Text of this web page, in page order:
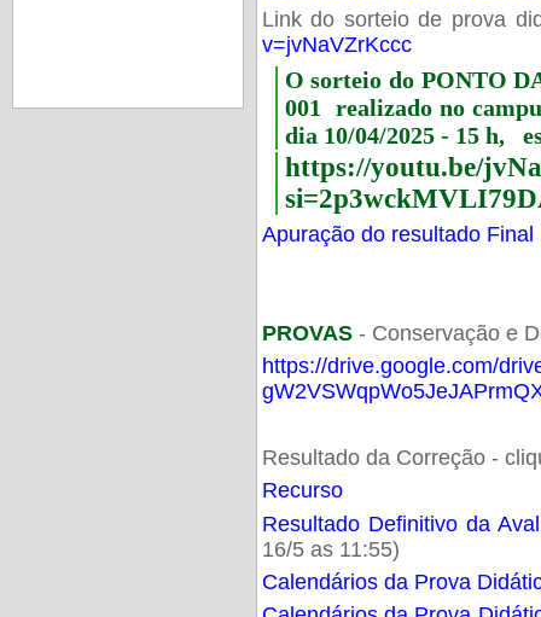
Link do sorteio de prova
v=jvNaVZrKccc
O sorteio do PONTO
001 realizado no
dia 10/04/2025 - 15 h,
https://youtu.be/
Apuração do resultado Final
PROVAS- Conservação e
https://drive.google.com/
Resultado da Correção -
Recurso
Resultado Definitivo da
16/5 as 11:55)
Calendários da Prova